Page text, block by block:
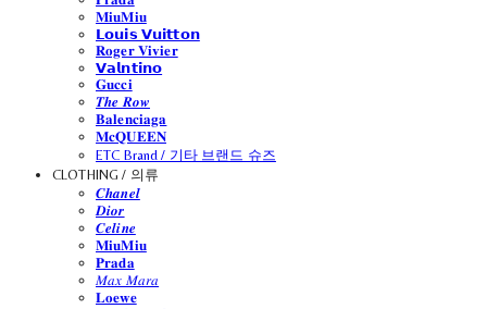
𝐌𝐢𝐮𝐌𝐢𝐮
𝗟𝗼𝘂𝗶𝘀 𝗩𝘂𝗶𝘁𝘁𝗼𝗻
𝐑𝐨𝐠𝐞𝐫 𝐕𝐢𝐯𝐢𝐞𝐫
𝗩𝗮𝗹𝗻𝘁𝗶𝗻𝗼
𝐆𝐮𝐜𝐜𝐢
𝑻𝒉𝒆 𝑹𝒐𝒘
𝐁𝐚𝐥𝐞𝐧𝐜𝐢𝐚𝐠𝐚
𝐌𝐜𝐐𝐔𝐄𝐄𝐍
ETC Brand / 기타 브랜드 슈즈
CLOTHING / 의류
𝑪𝒉𝒂𝒏𝒆𝒍
𝑫𝒊𝒐𝒓
𝑪𝒆𝒍𝒊𝒏𝒆
𝐌𝐢𝐮𝐌𝐢𝐮
𝐏𝐫𝐚𝐝𝐚
𝑀𝑎𝑥 𝑀𝑎𝑟𝑎
𝐋𝐨𝐞𝐰𝐞